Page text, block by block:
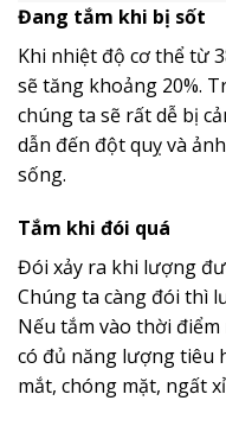
Đang tắm khi bị sốt
Khi nhiệt độ cơ thể từ
sẽ tăng khoảng 20%.
chúng ta sẽ rất dễ bị
dẫn đến đột quỵ và
sống.
Tắm khi đói quá
Đói xảy ra khi lượng
Chúng ta càng đói thì
Nếu tắm vào thời
có đủ năng lượng tiêu
mắt, chóng mặt, ngất